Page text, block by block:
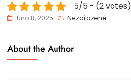
5/5 - (2 votes)
Úno 8, 2025 Nezařazené
About the Author